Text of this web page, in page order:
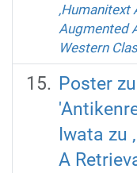
‚Humanitext
Augmented
Western
Poster
Iwata zu
A